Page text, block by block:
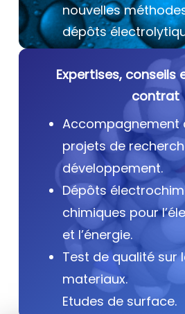
nouvelles
dépôts
Expertises, conseils
contrat
Accompagnement
projets de
développement.
Dépôts
chimiques pour
et l’énergie.
Test de qualité sur
materiaux.
Etudes de surface.